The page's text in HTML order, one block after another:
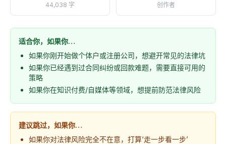
44,038 字 创作者
适合你，如果你…
如果你刚开始做个体户或注册公司，想避开常见的法律坑
如果你已经遇到过合同纠纷或回款难题，需要直接可用的
策略
如果你在知识付费/自媒体等领域，想提前防范法律风险
建议跳过，如果你…
如果你对法律风险完全不在意，打算‘走一步看一步’